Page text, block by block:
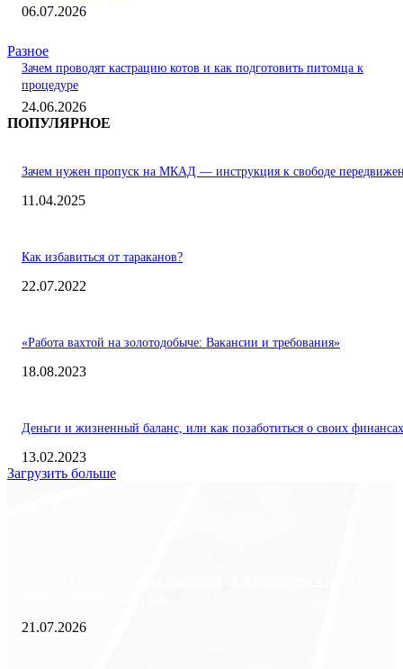
06.07.2026
Разное
Зачем проводят кастрацию котов и как подготовить питомца к
процедуре
24.06.2026
ПОПУЛЯРНОЕ
Зачем нужен пропуск на МКАД — инструкция к свободе
11.04.2025
Как избавиться от тараканов?
22.07.2022
«Работа вахтой на золотодобыче: Вакансии и требования»
18.08.2023
Деньги и жизненный баланс, или как позаботиться о своих финансах
13.02.2023
Загрузить больше
21.07.2026